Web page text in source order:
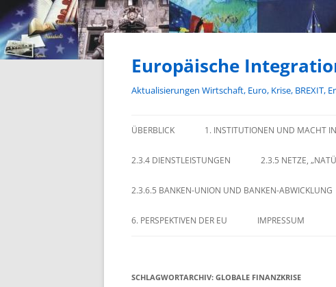
Zum
Europäische
Aktualisierungen Wirtschaft, Euro, Krise, BREXIT,
ÜBERBLICK 1. INSTITUTIONEN UND MACHT
2.3.4 DIENSTLEISTUNGEN 2.3.5 NETZE,
2.3.6.5 BANKEN-UNION UND BANKEN-ABWICKLUNG
6. PERSPEKTIVEN DER EU IMPRESSUM
SCHLAGWORTARCHIV: GLOBALE FINANZKRISE